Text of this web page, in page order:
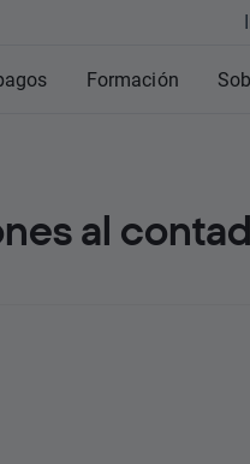
Formación
al